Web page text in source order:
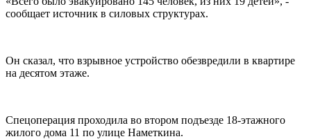
сообщает источник в силовых структурах.
Он сказал, что взрывное устройство обезвредили в квартире
на десятом этаже.
Спецоперация проходила во втором подъезде 18-этажного
жилого дома 11 по улице Наметкина.